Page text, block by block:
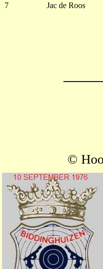
7
Jac de Roos
©